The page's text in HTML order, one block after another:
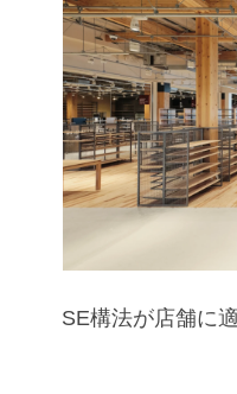
SE構法が店舗に